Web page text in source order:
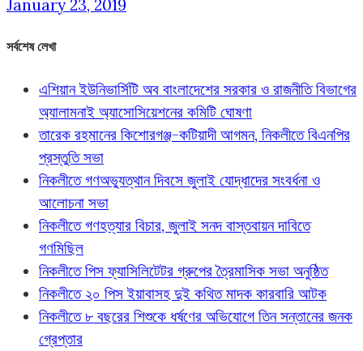
January 23, 2019
সর্বশেষ লেখা
এশিয়ান ইউনিভার্সিটি অব বাংলাদেশের সরকার ও রাজনীতি বিভাগের
অ্যালামনাই অ্যাসোসিয়েশনের কমিটি ঘোষণা
তারেক রহমানের কিশোরগঞ্জ-কটিয়াদী আগমন, নিকলীতে বিএনপির
প্রস্তুতি সভা
নিকলীতে গণঅভ্যুত্থান দিবসে জুলাই যোদ্ধাদের সংবর্ধনা ও
আলোচনা সভা
নিকলীতে গণহত্যার বিচার, জুলাই সনদ বাস্তবায়ন দাবিতে
গণমিছিল
নিকলীতে পিস ফ্যাসিলিটেটর গ্রুপের ত্রৈমাসিক সভা অনুষ্ঠিত
নিকলীতে ২০ পিস ইয়াবাসহ দুই কথিত মাদক কারবারি আটক
নিকলীতে ৮ বছরের শিশুকে ধর্ষণের অভিযোগে তিন সন্তানের জনক
গ্রেপ্তার